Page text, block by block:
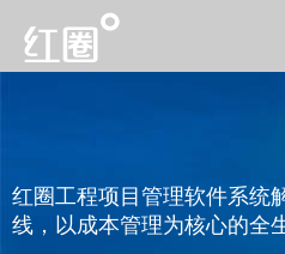
红圈工程项目管理软件系统
线，以成本管理为核心的全